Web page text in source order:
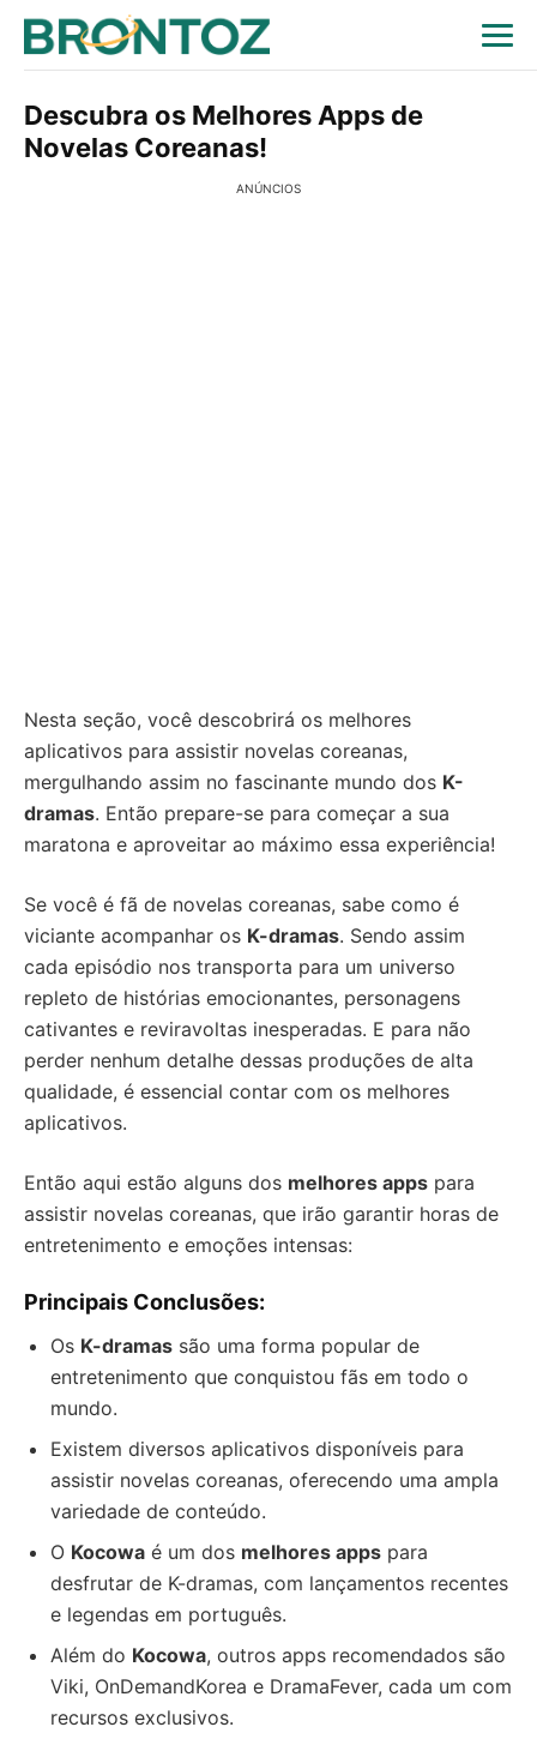
Descubra os Melhores Apps de
Novelas Coreanas!
ANÚNCIOS
Nesta seção, você descobrirá os melhores
aplicativos para assistir novelas coreanas,
mergulhando assim no fascinante mundo dos K-
dramas. Então prepare-se para começar a sua
maratona e aproveitar ao máximo essa experiência!
Se você é fã de novelas coreanas, sabe como é
viciante acompanhar os K-dramas. Sendo assim
cada episódio nos transporta para um universo
repleto de histórias emocionantes, personagens
cativantes e reviravoltas inesperadas. E para não
perder nenhum detalhe dessas produções de alta
qualidade, é essencial contar com os melhores
aplicativos.
Então aqui estão alguns dos melhores apps para
assistir novelas coreanas, que irão garantir horas de
entretenimento e emoções intensas:
Principais Conclusões:
Os K-dramas são uma forma popular de
entretenimento que conquistou fãs em todo o
mundo.
Existem diversos aplicativos disponíveis para
assistir novelas coreanas, oferecendo uma ampla
variedade de conteúdo.
O Kocowa é um dos melhores apps para
desfrutar de K-dramas, com lançamentos recentes
e legendas em português.
Além do Kocowa, outros apps recomendados são
Viki, OnDemandKorea e DramaFever, cada um com
recursos exclusivos.